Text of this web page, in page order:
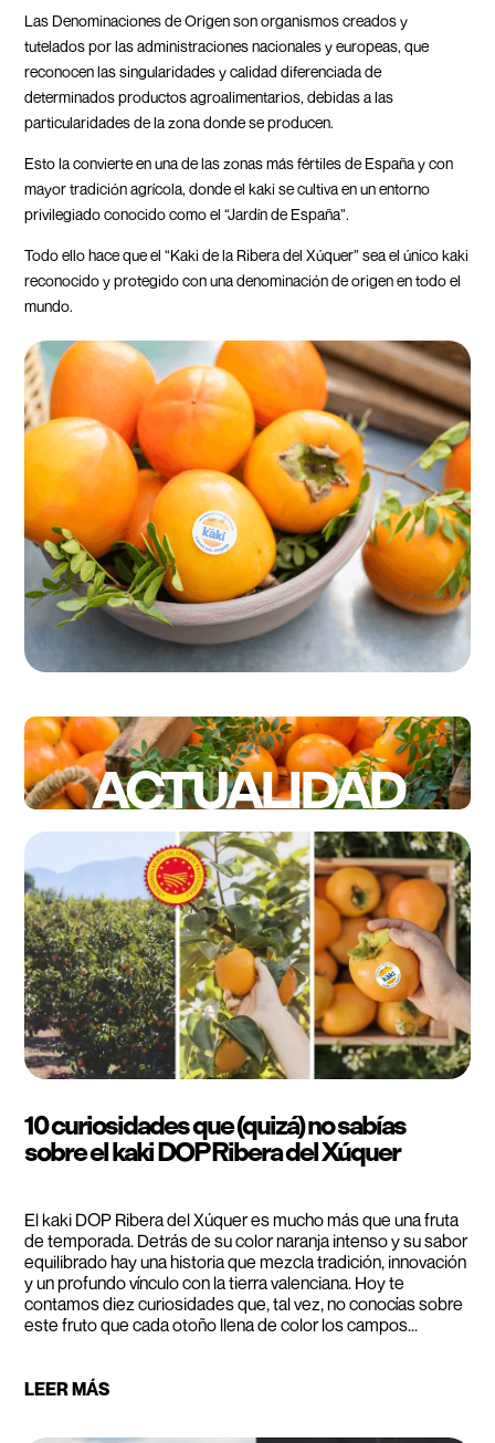
Las Denominaciones de Origen son organismos creados y
tutelados por las administraciones nacionales y europeas, que
reconocen las singularidades y calidad diferenciada de
determinados productos agroalimentarios, debidas a las
particularidades de la zona donde se producen.
Esto la convierte en una de las zonas más fértiles de España y con
mayor tradición agrícola, donde el kaki se cultiva en un entorno
privilegiado conocido como el “Jardín de España”.
Todo ello hace que el “Kaki de la Ribera del Xúquer” sea el único kaki
reconocido y protegido con una denominación de origen en todo el
mundo.
ACTUALIDAD
10 curiosidades que (quizá) no sabías
sobre el kaki DOP Ribera del Xúquer
El kaki DOP Ribera del Xúquer es mucho más que una fruta
de temporada. Detrás de su color naranja intenso y su sabor
equilibrado hay una historia que mezcla tradición, innovación
y un profundo vínculo con la tierra valenciana. Hoy te
contamos diez curiosidades que, tal vez, no conocías sobre
este fruto que cada otoño llena de color los campos...
LEER MÁS